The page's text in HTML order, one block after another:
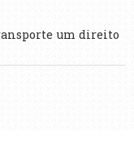
um direito